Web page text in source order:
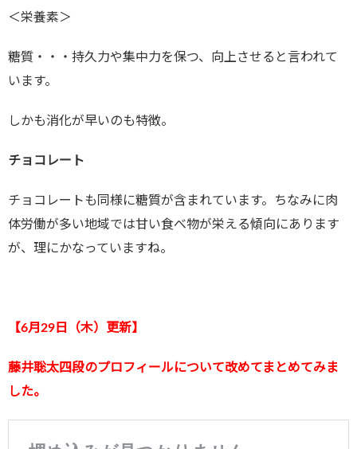
＜栄養素＞
糖質・・・持久力や集中力を保つ、向上させると言われて
います。
しかも消化が早いのも特徴。
チョコレート
チョコレートも同様に糖質が含まれています。ちなみに肉
体労働が多い地域では甘い食べ物が栄える傾向にあります
が、理にかなっていますね。
【6月29日（木）更新】
藤井聡太四段のプロフィールについて改めてまとめてみま
した。